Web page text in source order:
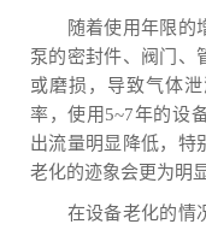
随着使用年限的增
泵的密封件、阀门、
或磨损，导致气体
率，使用5~7年的设
出流量明显降低，特
老化的迹象会更为明显
在设备老化的情况